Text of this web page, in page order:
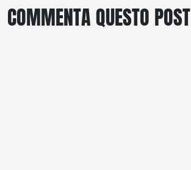
COMMENTA QUESTO POST